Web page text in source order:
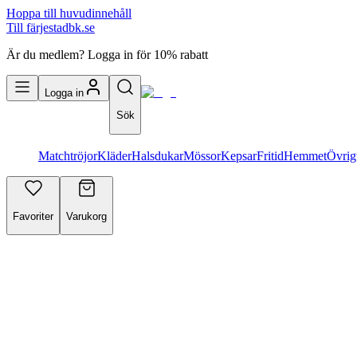
Hoppa till huvudinnehåll
Till färjestadbk.se
Är du medlem? Logga in för 10% rabatt
Logga in
Sök
MatchtröjorKläderHalsdukarMössorKepsarFritidHemmet
Favoriter Varukorg